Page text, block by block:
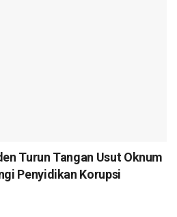
Turun Tangan Usut Oknum
Penyidikan Korupsi